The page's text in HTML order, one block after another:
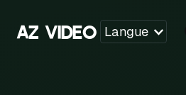
AZ VIDEO Langue